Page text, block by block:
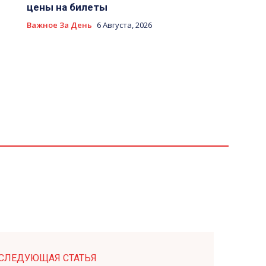
цены на билеты
Важное За День 6 Августа, 2026
СТАТЬЯ